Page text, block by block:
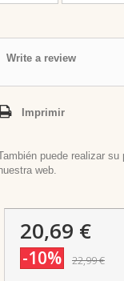
Write a review
Imprimir
puede realizar
web.
20,69 €
-10% 22,99 €